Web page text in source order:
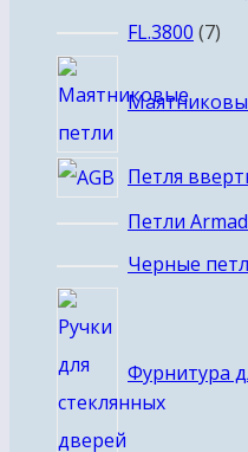
FL.3800 77
Петля
Петли
Черные
Фурнитура